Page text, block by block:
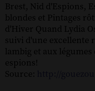
Brest, Nid d'Espions,
blondes et Pintages
d'Hiver Quand Lydia
suivi d'une excellente
lambig et aux
espions!
Source: